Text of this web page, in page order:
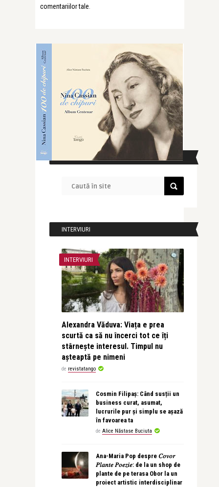
comentariilor tale
CAUTĂ ÎN SITE
INTERVIURI
INTERVIURI
Alexandra Văduva: Viața e prea
scurtă ca să nu încerci tot ce îți
stârnește interesul. Timpul nu
așteaptă pe nimeni
de revistatango
Cosmin Filipaș: Când susții un
business curat, asumat,
lucrurile pur și simplu se așază
în favoarea ta
de Alice Năstase Buciuta
Ana-Maria Pop despre 𝐶𝑜𝑣𝑜𝑟
𝑃𝑙𝑎𝑛𝑡𝑒 𝑃𝑜𝑒𝑧𝑖𝑒: de la un shop de
plante de pe terasa Obor la un
proiect artistic interdisciplinar